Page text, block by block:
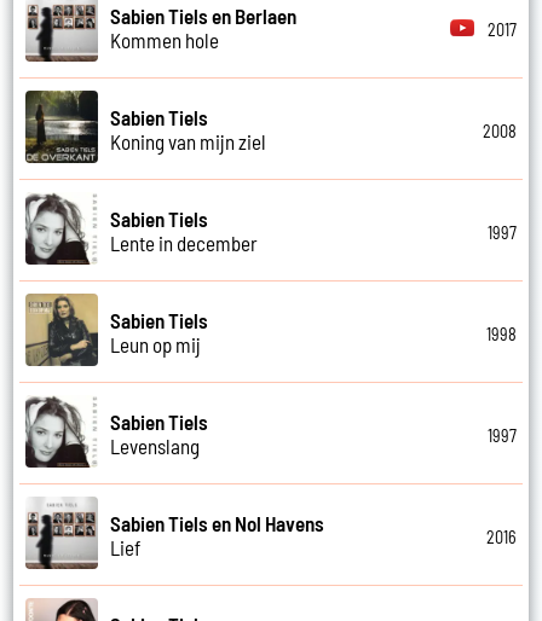
Sabien Tiels en Berlaen
Kommen hole
2017
Sabien Tiels
Koning van mijn ziel
2008
Sabien Tiels
Lente in december
1997
Sabien Tiels
Leun op mij
1998
Sabien Tiels
Levenslang
1997
Sabien Tiels en Nol Havens
Lief
2016